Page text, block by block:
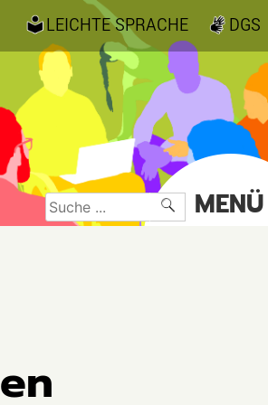
DGS
LEICHTE SPRACHE
Suche
nach:
MENÜ